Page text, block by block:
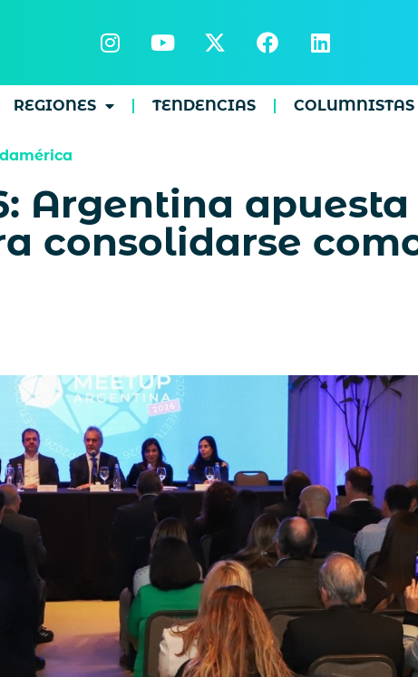
REGIONES TENDENCIAS COLUMNISTAS
Argentina
consolidarse